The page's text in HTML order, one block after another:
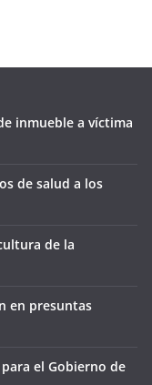
inmueble a víctima
de salud a los
de la
en presuntas
el Gobierno de